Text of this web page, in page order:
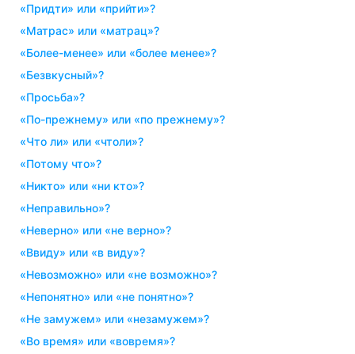
«придти» или «прийти»?
«матрас» или «матрац»?
«более-менее» или «более менее»?
«безвкусный»?
«просьба»?
«по-прежнему» или «по прежнему»?
«что ли» или «чтоли»?
«потому что»?
«никто» или «ни кто»?
«неправильно»?
«неверно» или «не верно»?
«ввиду» или «в виду»?
«невозможно» или «не возможно»?
«непонятно» или «не понятно»?
«не замужем» или «незамужем»?
«во время» или «вовремя»?